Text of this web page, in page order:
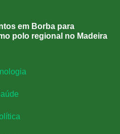
em Borba para
polo regional no Madeira